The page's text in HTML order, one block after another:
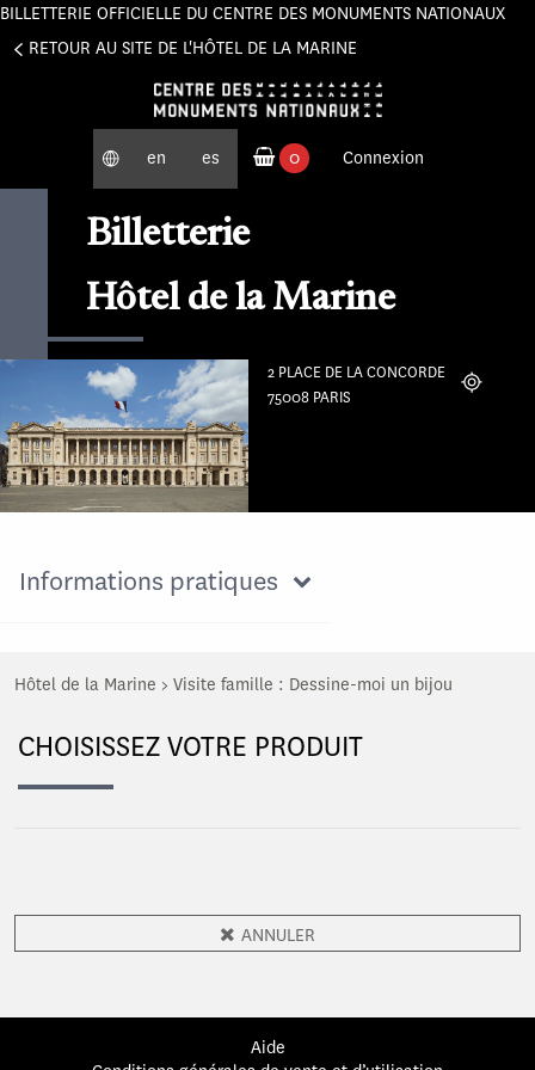
BILLETTERIE OFFICIELLE DU CENTRE DES MONUMENTS NATIONAUX
RETOUR AU SITE DE L'HÔTEL DE LA MARINE
en es
0
Connexion
Billetterie
Hôtel de la Marine
2 PLACE DE LA CONCORDE
75008 PARIS
Localiser
Informations pratiques
Hôtel de la Marine > Visite famille : Dessine-moi un bijou
CHOISISSEZ VOTRE PRODUIT
ANNULER
Aide
Panneau de gestion des cookies